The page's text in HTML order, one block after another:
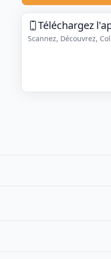
Téléchargez
Scannez, Découvrez,